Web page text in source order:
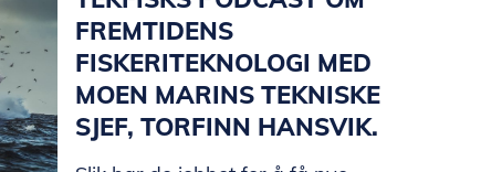
FREMTIDENS
FISKERITEKNOLOGI MED
MOEN MARINS TEKNISKE
SJEF, TORFINN HANSVIK.